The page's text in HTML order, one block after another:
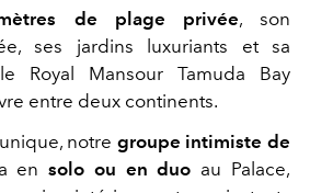
de plage privée, son
ses jardins luxuriants
et sa
Royal Mansour Tamuda Bay
entre deux continents.
notre groupe intimiste de
ensolo ou en duo au Palace,